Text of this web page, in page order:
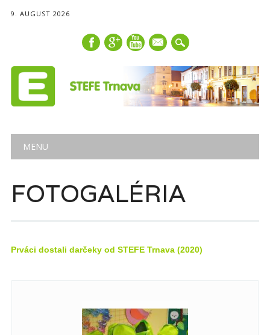
9. AUGUST 2026
mail
Main menu
MENU
FOTOGALÉRIA
Prváci dostali darčeky od STEFE Trnava (2020)